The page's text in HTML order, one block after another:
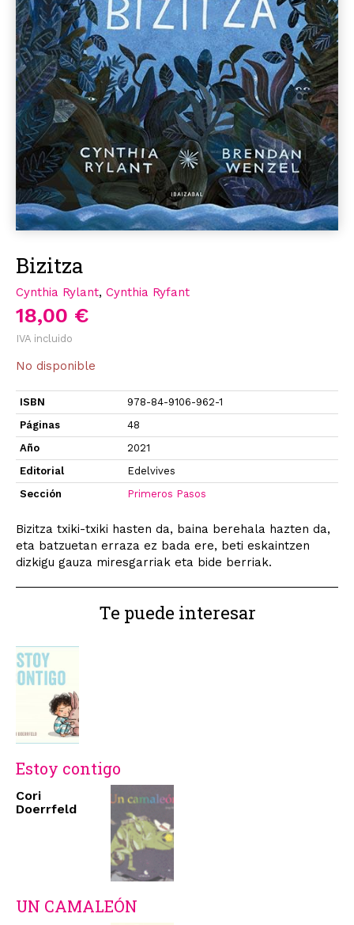
Bizitza
Cynthia Rylant, Cynthia Ryfant
18,00 €
IVA incluido
No disponible
ISBN
978-84-9106-962-1
Páginas
48
Año
2021
Editorial
Edelvives
Sección
Primeros Pasos
Bizitza txiki-txiki hasten da, baina berehala hazten da,
eta batzuetan erraza ez bada ere, beti eskaintzen
dizkigu gauza miresgarriak eta bide berriak.
Te puede interesar
Estoy contigo
Cori
Doerrfeld
UN CAMALEÓN